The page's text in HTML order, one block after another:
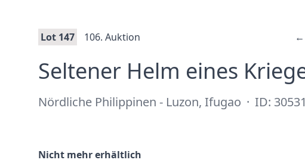
←
Lot 147 106. Auktion
Seltener Helm eines
Nördliche Philippinen - Luzon, Ifugao · ID:
Nicht mehr erhältlich